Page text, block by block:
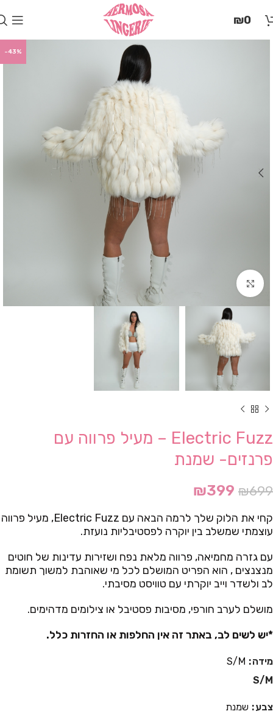
זֶה
תַּפְרִיט
הֵנְּגִישׁוּת
₪0
-43%
Click to enlarge
Electric Fuzz – מעיל פרווה עם
פרנזים- שמנת
₪699
₪399
קחי את הלוק שלך לרמה הבאה עם Electric Fuzz, מעיל פרווה
עוצמתי שמשלב בין יוקרה לפסטיבליות נועזת.
עם גזרה מחמיאה, פרווה מלאת נפח ושזירות עדינות של חוטים
מנצנצים , הוא הפריט המושלם לכל מי שאוהבת למשוך תשומת
לב ולשדר וייב יוקרתי עם טוויסט מסיבתי.
מושלם לערב חורפי, מסיבות פסטיבל או צילומים מדהימים.
*יש לשים לב, באתר זה אין החלפות או החזרות כלל.
מידה
S/M
S/M
צבע שמנת